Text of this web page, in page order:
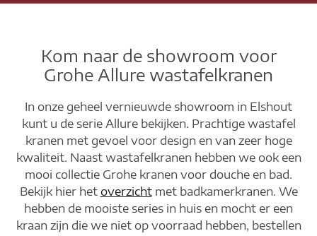
Kom naar de showroom voor
Grohe Allure wastafelkranen
In onze geheel vernieuwde showroom in Elshout
kunt u de serie Allure bekijken. Prachtige wastafel
kranen met gevoel voor design en van zeer hoge
kwaliteit. Naast wastafelkranen hebben we ook een
mooi collectie Grohe kranen voor douche en bad.
Bekijk hier het overzichtmet badkamerkranen. We
hebben de mooiste series in huis en mocht er een
kraan zijn die we niet op voorraad hebben, bestellen